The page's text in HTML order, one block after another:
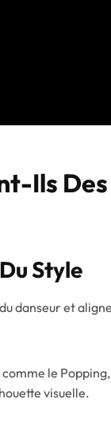
Ils
Style
danseur et
le
visuelle.